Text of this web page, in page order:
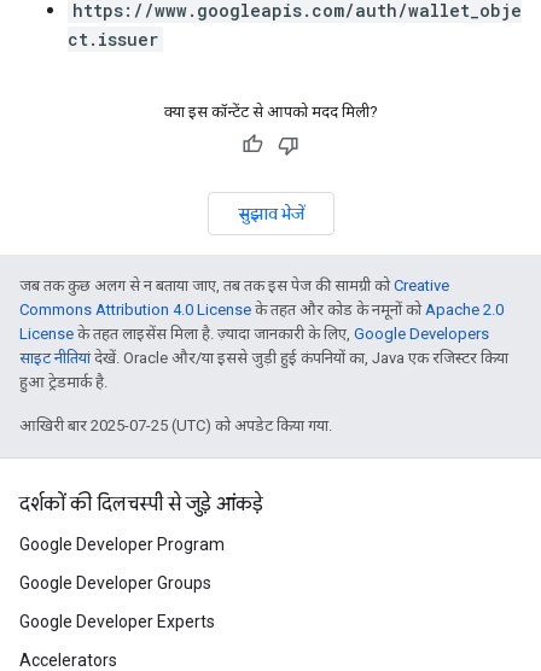
https://www.googleapis.com/auth/wallet_obje
ct.issuer
क्या इस कॉन्टेंट से आपको मदद मिली?
सुझाव भेजें
जब तक कुछ अलग से न बताया जाए, तब तक इस पेज की सामग्री कोCreative
Commons Attribution 4.0 License के तहत और कोड के नमूनों कोApache 2.0
License के तहत लाइसेंस मिला है. ज़्यादा जानकारी के लिए, Google Developers
साइट नीतियांदेखें. Oracle और/या इससे जुड़ी हुई कंपनियों का, Java एक रजिस्टर किया
हुआ ट्रेडमार्क है.
आखिरी बार 2025-07-25 (UTC) को अपडेट किया गया.
दर्शकों की दिलचस्पी से जुड़े आंकड़े
Google Developer Program
Google Developer Groups
Google Developer Experts
Accelerators